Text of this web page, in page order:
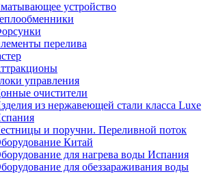
устройство
перелива
управления
очистители
из нержавеющей стали класса Luxe
и поручни. Переливной поток
Китай
для нагрева воды Испания
для обеззараживания воды